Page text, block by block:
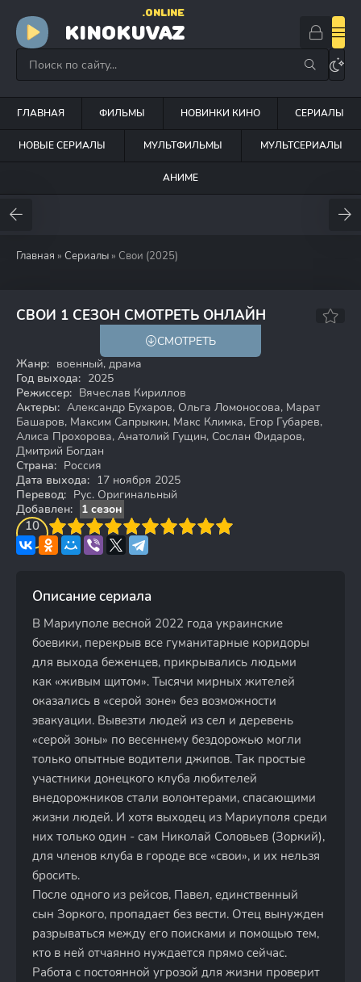
KINOKUVAZ
.ONLINE
ГЛАВНАЯ ФИЛЬМЫ НОВИНКИ КИНО СЕРИАЛЫ
НОВЫЕ СЕРИАЛЫ МУЛЬТФИЛЬМЫ МУЛЬТСЕРИАЛЫ
АНИМЕ
Главная » Сериалы » Свои (2025)
СВОИ 1 СЕЗОН СМОТРЕТЬ ОНЛАЙН
СМОТРЕТЬ
Жанр: военный, драма
Год выхода: 2025
Режиссер: Вячеслав Кириллов
Актеры: Александр Бухаров, Ольга Ломоносова, Марат
Башаров, Максим Сапрыкин, Макс Климка, Егор Губарев,
Алиса Прохорова, Анатолий Гущин, Сослан Фидаров,
Дмитрий Богдан
Страна: Россия
Дата выхода: 17 ноября 2025
Перевод: Рус. Оригинальный
Добавлен:
1 сезон
10
4 5 6 7 8 9 10
Описание сериала
В Мариуполе весной 2022 года украинские
боевики, перекрыв все гуманитарные коридоры
для выхода беженцев, прикрывались людьми
как «живым щитом». Тысячи мирных жителей
оказались в «серой зоне» без возможности
эвакуации. Вывезти людей из сел и деревень
«серой зоны» по весеннему бездорожью могли
только опытные водители джипов. Так простые
участники донецкого клуба любителей
внедорожников стали волонтерами, спасающими
жизни людей. И хотя выходец из Мариуполя среди
них только один - сам Николай Соловьев (Зоркий),
для членов клуба в городе все «свои», и их нельзя
бросить.
После одного из рейсов, Павел, единственный
сын Зоркого, пропадает без вести. Отец вынужден
разрываться между его поисками и помощью тем,
кто в ней отчаянно нуждается прямо сейчас.
Работа с постоянной угрозой для жизни проверит